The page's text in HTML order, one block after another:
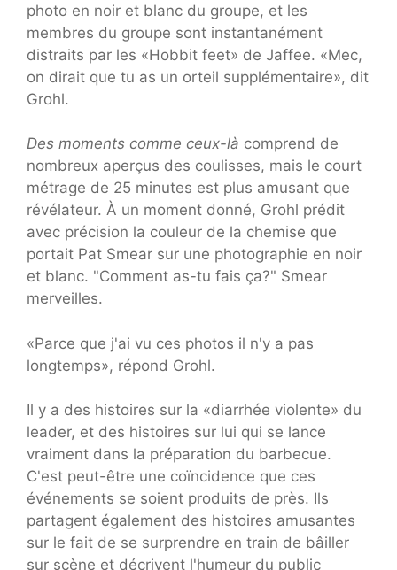
photo en noir et blanc du groupe, et les
membres du groupe sont instantanément
distraits par les «Hobbit feet» de Jaffee. «Mec,
on dirait que tu as un orteil supplémentaire», dit
Grohl.
Des moments comme ceux-là comprend de
nombreux aperçus des coulisses, mais le court
métrage de 25 minutes est plus amusant que
révélateur. À un moment donné, Grohl prédit
avec précision la couleur de la chemise que
portait Pat Smear sur une photographie en noir
et blanc. "Comment as-tu fais ça?" Smear
merveilles.
«Parce que j'ai vu ces photos il n'y a pas
longtemps», répond Grohl.
Il y a des histoires sur la «diarrhée violente» du
leader, et des histoires sur lui qui se lance
vraiment dans la préparation du barbecue.
C'est peut-être une coïncidence que ces
événements se soient produits de près. Ils
partagent également des histoires amusantes
sur le fait de se surprendre en train de bâiller
sur scène et décrivent l'humeur du public